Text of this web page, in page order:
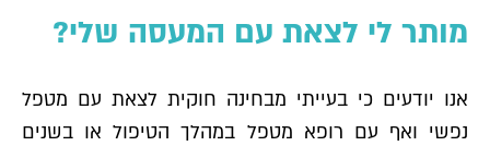
מותר לי לצאת עם המעסה שלי?
אנו יודעים כי בעייתי מבחינה חוקית לצאת עם מטפל
נפשי ואף עם רופא מטפל במהלך הטיפול או בשנים